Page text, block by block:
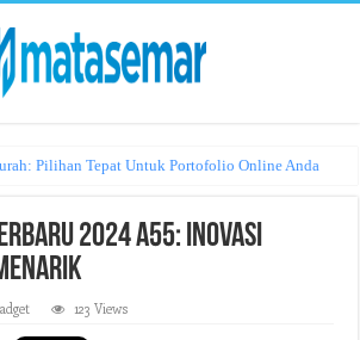
Pilihan Tepat Untuk Portofolio Online Anda
2024 A55: Inovasi
123 Views